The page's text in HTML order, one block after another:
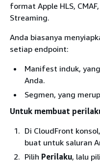
format Apple HLS,
Streaming.
Anda biasanya
setiap endpoint:
Manifest induk,
Anda.
Segmen, yang
Untuk membuat
Di CloudFront
buat untuk saluran
Pilih Perilaku, lalu